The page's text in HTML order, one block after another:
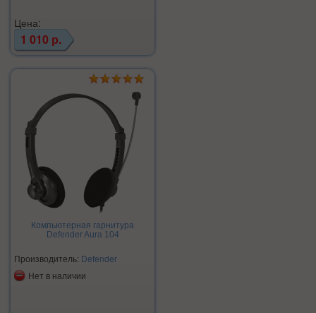
Цена:
1 010 р.
Компьютерная гарнитура
Defender Aura 104
Производитель: Defender
Нет в наличии